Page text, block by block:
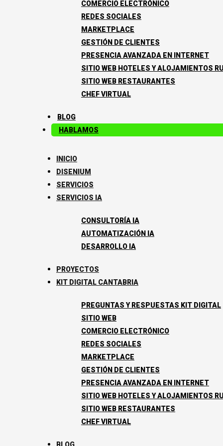
COMERCIO ELECTRÓNICO
REDES SOCIALES
MARKETPLACE
GESTIÓN DE CLIENTES
PRESENCIA AVANZADA EN INTERNET
SITIO WEB HOTELES Y ALOJAMIENTOS
SITIO WEB RESTAURANTES
CHEF VIRTUAL
BLOG
HABLAMOS
INICIO
DISENIUM
SERVICIOS
SERVICIOS IA
CONSULTORÍA IA
AUTOMATIZACIÓN IA
DESARROLLO IA
PROYECTOS
KIT DIGITAL CANTABRIA
PREGUNTAS Y RESPUESTAS KIT DIGITAL
SITIO WEB
COMERCIO ELECTRÓNICO
REDES SOCIALES
MARKETPLACE
GESTIÓN DE CLIENTES
PRESENCIA AVANZADA EN INTERNET
SITIO WEB HOTELES Y ALOJAMIENTOS
SITIO WEB RESTAURANTES
CHEF VIRTUAL